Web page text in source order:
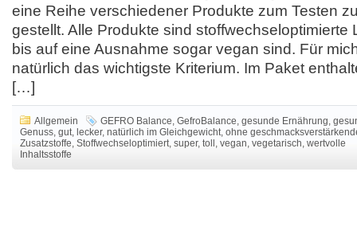
eine Reihe verschiedener Produkte zum Testen
gestellt. Alle Produkte sind stoffwechseloptimierte
bis auf eine Ausnahme sogar vegan sind. Für
natürlich das wichtigste Kriterium. Im Paket
[…]
Allgemein GEFRO Balance, GefroBalance, gesunde Ernährung,
Genuss, gut, lecker, natürlich im Gleichgewicht, ohne
Zusatzstoffe, Stoffwechseloptimiert, super, toll , vegan, vegetarisch, wertvolle
Inhaltsstoffe